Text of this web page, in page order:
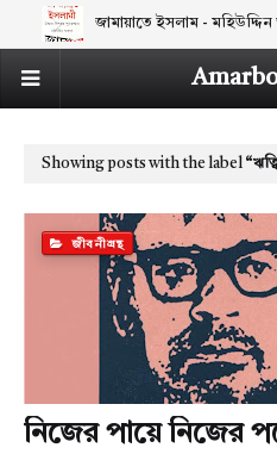
জামায়াতে ইসলাম -
Showing posts with the label
জীবনীগ্রন্থ
নিজের পায়ে নিজের